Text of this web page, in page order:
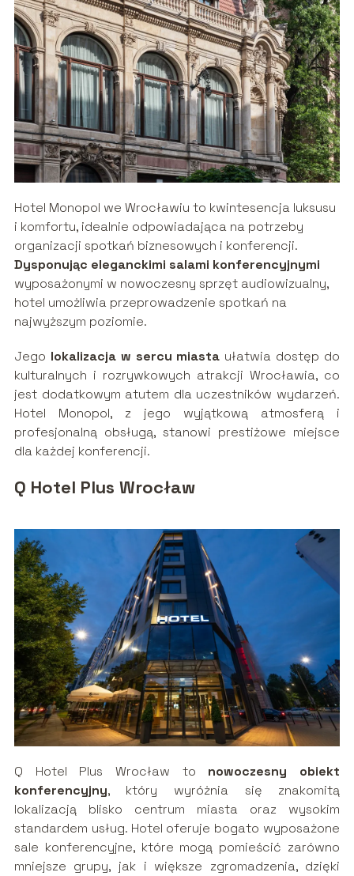
Hotel Monopol we Wrocławiu to kwintesencja luksusu
i komfortu, idealnie odpowiadająca na potrzeby
organizacji spotkań biznesowych i konferencji.
Dysponując eleganckimi salami konferencyjnymi
wyposażonymi w nowoczesny sprzęt audiowizualny,
hotel umożliwia przeprowadzenie spotkań na
najwyższym poziomie.
Jego lokalizacja w sercu miasta ułatwia dostęp do
kulturalnych i rozrywkowych atrakcji Wrocławia, co
jest dodatkowym atutem dla uczestników wydarzeń.
Hotel Monopol, z jego wyjątkową atmosferą i
profesjonalną obsługą, stanowi prestiżowe miejsce
dla każdej konferencji.
Q Hotel Plus Wrocław
Q Hotel Plus Wrocław to nowoczesny obiekt
konferencyjny, który wyróżnia się znakomitą
lokalizacją blisko centrum miasta oraz wysokim
standardem usług. Hotel oferuje bogato wyposażone
sale konferencyjne, które mogą pomieścić zarówno
mniejsze grupy, jak i większe zgromadzenia, dzięki